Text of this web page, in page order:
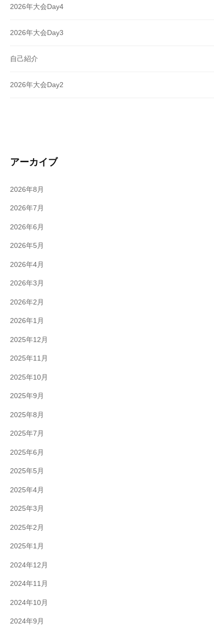
2026年大会Day4
2026年大会Day3
自己紹介
2026年大会Day2
アーカイブ
2026年8月
2026年7月
2026年6月
2026年5月
2026年4月
2026年3月
2026年2月
2026年1月
2025年12月
2025年11月
2025年10月
2025年9月
2025年8月
2025年7月
2025年6月
2025年5月
2025年4月
2025年3月
2025年2月
2025年1月
2024年12月
2024年11月
2024年10月
2024年9月